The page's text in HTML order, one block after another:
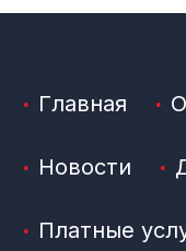
Главная
Новости
Платные